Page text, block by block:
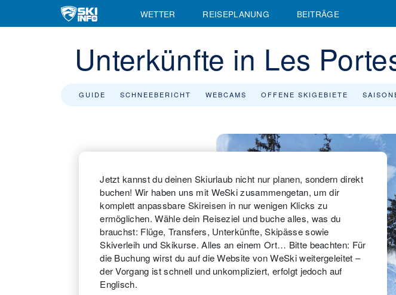
WETTER REISEPLANUNG BEITRÄGE
Unterkünfte in Les
GUIDE SCHNEEBERICHT WEBCAMS OFFENE SKIGEBIETE
Jetzt kannst du deinen Skiurlaub nicht nur planen, sondern direkt
buchen! Wir haben uns mit WeSki zusammengetan, um dir
komplett anpassbare Skireisen in nur wenigen Klicks zu
ermöglichen. Wähle dein Reiseziel und buche alles, was du
brauchst: Flüge, Transfers, Unterkünfte, Skipässe sowie
Skiverleih und Skikurse. Alles an einem Ort… Bitte beachten: Für
die Buchung wirst du auf die Website von WeSki weitergeleitet –
der Vorgang ist schnell und unkompliziert, erfolgt jedoch auf
Englisch.